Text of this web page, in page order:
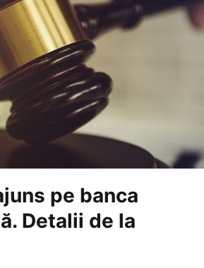
pe banca
Detalii de la